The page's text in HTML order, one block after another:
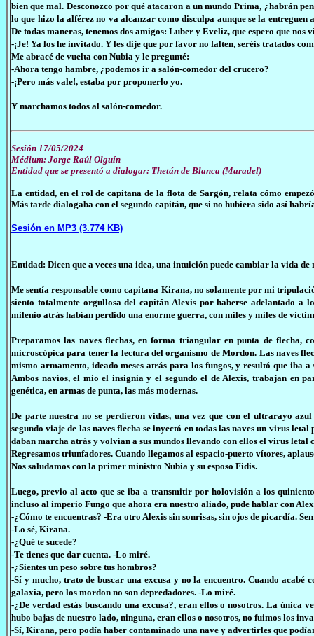
bien que mal. Desconozco por qué atacaron a un mundo Prima, ¿habrán
lo que hizo la alférez no va alcanzar como disculpa aunque se la
De todas maneras, tenemos dos amigos: Luber y Eveliz, que espero que nos
-¡Je! Ya los he invitado. Y les dije que por favor no falten, seréis tratados
Me abracé de vuelta con Nubia y le pregunté:
-Ahora tengo hambre, ¿podemos ir a salón-comedor del crucero?
-¡Pero más vale!, estaba por proponerlo yo.
Y marchamos todos al salón-comedor.
Sesión 17/05/2024
Médium: Jorge Raúl Olguín
Entidad que se presentó a dialogar: Thetán de Blanca (Maradel)
La entidad, en el rol de capitana de la flota de Sargón, relata cómo
Más tarde dialogaba con el segundo capitán, que si no hubiera sido así
Sesión en MP3 (3.774 KB)
Entidad: Dicen que a veces una idea, una intuición puede cambiar la vida
Me sentía responsable como capitana Kirana, no solamente por mi
siento totalmente orgullosa del capitán Alexis por haberse adelantado a
milenio atrás habían perdido una enorme guerra, con miles y miles de
Preparamos las naves flechas, en forma triangular en punta de
microscópica para tener la lectura del organismo de Mordon. Las naves
mismo armamento, ideado meses atrás para los fungos, y resultó que iba
Ambos navíos, el mío el insignia y el segundo el de Alexis, trabajan en
genética, en armas de punta, las más modernas.
De parte nuestra no se perdieron vidas, una vez que con el ultrarayo
segundo viaje de las naves flecha se inyectó en todas las naves un virus
daban marcha atrás y volvían a sus mundos llevando con ellos el virus letal
Regresamos triunfadores. Cuando llegamos al espacio-puerto vítores,
Nos saludamos con la primer ministro Nubia y su esposo Fidis.
Luego, previo al acto que se iba a transmitir por holovisión a los
incluso al imperio Fungo que ahora era nuestro aliado, pude hablar con
-¿Cómo te encuentras? -Era otro Alexis sin sonrisas, sin ojos de picardía.
-Lo sé, Kirana.
-¿Qué te sucede?
-Te tienes que dar cuenta. -Lo miré.
-¿Sientes un peso sobre tus hombros?
-Sí y mucho, trato de buscar una excusa y no la encuentro. Cuando
galaxia, pero los mordon no son depredadores. -Lo miré.
-¿De verdad estás buscando una excusa?, eran ellos o nosotros. La
hubo bajas de nuestro lado, ninguna, eran ellos o nosotros, no fuimos los
-Sí, Kirana, pero podía haber contaminado una nave y advertirles que